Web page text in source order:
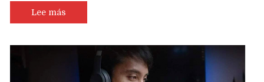
Lee más